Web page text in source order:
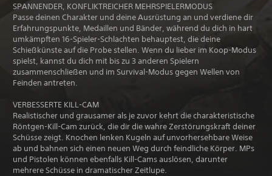
SPANNENDER, KONFLIKTREICHER MEHRSPIELERMODUS
Passe deinen Charakter und deine Ausrüstung an und verdiene dir
Erfahrungspunkte, Medaillen und Bänder, während du dich in hart
umkämpften 16-Spieler-Schlachten behauptest, die deine
Schießkünste auf die Probe stellen. Wenn du lieber im Koop-Modus
spielst, kannst du dich mit bis zu 3 anderen Spielern
zusammenschließen und im Survival-Modus gegen Wellen von
Feinden antreten.
VERBESSERTE KILL-CAM
Realistischer und grausamer als je zuvor kehrt die charakteristische
Röntgen-Kill-Cam zurück, die dir die wahre Zerstörungskraft deiner
Schüsse zeigt. Knochen lenken Kugeln auf unvorhersehbare Weise
ab und bahnen sich einen neuen Weg durch feindliche Körper. MPs
und Pistolen können ebenfalls Kill-Cams auslösen, darunter
mehrere Schüsse in dramatischer Zeitlupe.